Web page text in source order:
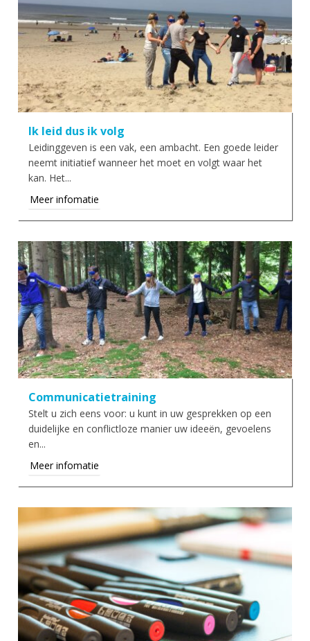
Ik leid dus ik volg
Leidinggeven is een vak, een ambacht. Een goede leider
neemt initiatief wanneer het moet en volgt waar het
kan. Het...
Meer infomatie
Communicatietraining
Stelt u zich eens voor: u kunt in uw gesprekken op een
duidelijke en conflictloze manier uw ideeën, gevoelens
en...
Meer infomatie